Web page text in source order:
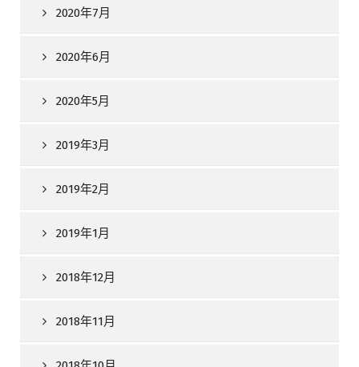
2020年7月
2020年6月
2020年5月
2019年3月
2019年2月
2019年1月
2018年12月
2018年11月